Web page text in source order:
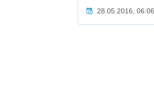
28.05.2016, 06:06